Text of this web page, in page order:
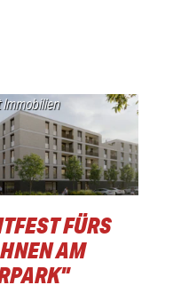
Immobilien
FÜRS
AM